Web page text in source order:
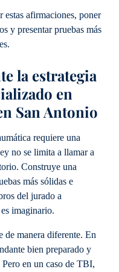
estas afirmaciones, poner
y presentar pruebas más
la estrategia
en
San Antonio
requiere una
no se limita a llamar a
Construye una
más sólidas e
del jurado a
imaginario.
de manera diferente. En
bien preparado y
en un caso de TBI,